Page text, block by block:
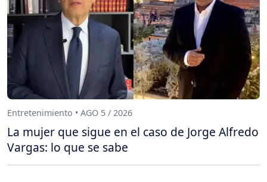
Entretenimiento • AGO 5 / 2026
La mujer que sigue en el caso de Jorge Alfredo
Vargas: lo que se sabe